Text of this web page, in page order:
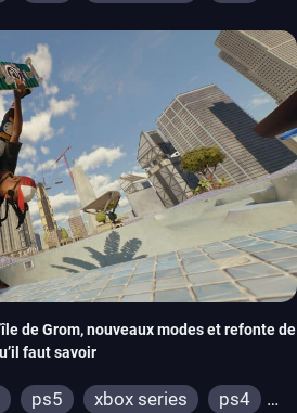
de Grom, nouveaux modes et refonte de
faut savoir
ps5 xbox series
ps4